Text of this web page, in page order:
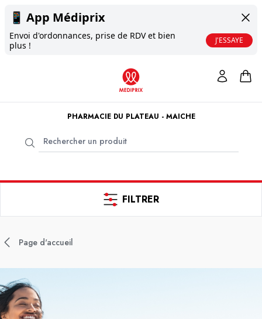
📱 App Médiprix
Envoi d'ordonnances, prise de RDV et bien
plus !
J'ESSAYE
PHARMACIE DU PLATEAU - MAICHE
FILTRER
Page d'accueil